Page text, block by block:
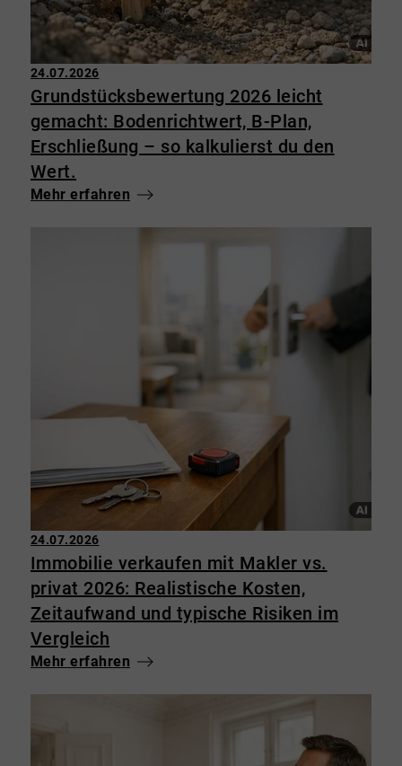
24.07.2026
Grundstücksbewertung 2026 leicht
gemacht: Bodenrichtwert, B-Plan,
Erschließung – so kalkulierst du den
Wert.
Mehr erfahren
24.07.2026
Immobilie verkaufen mit Makler vs.
privat 2026: Realistische Kosten,
Zeitaufwand und typische Risiken im
Vergleich
Mehr erfahren